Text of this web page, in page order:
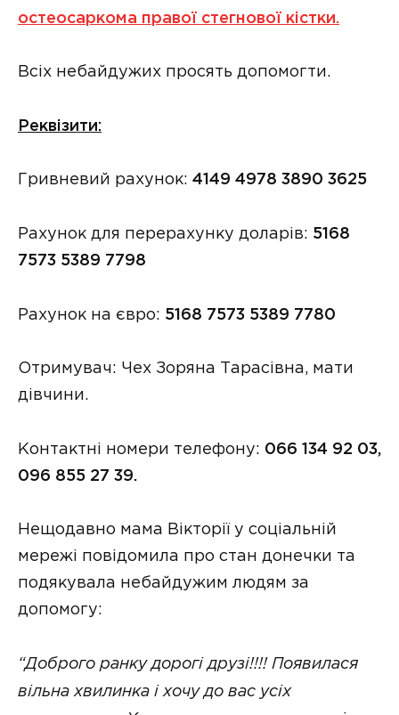
остеосаркома правої стегнової кістки.
Всіх небайдужих просять допомогти.
Реквізити:
Гривневий рахунок: 4149 4978 3890 3625
Рахунок для перерахунку доларів: 5168
7573 5389 7798
Рахунок на євро: 5168 7573 5389 7780
Отримувач: Чех Зоряна Тарасівна, мати
дівчини.
Контактні номери телефону: 066 134 92 03,
096 855 27 39.
Нещодавно мама Вікторії у соціальній
мережі повідомила про стан донечки та
подякувала небайдужим людям за
допомогу:
“Доброго ранку дорогі друзі!!!! Появилася
вільна хвилинка і хочу до вас усіх